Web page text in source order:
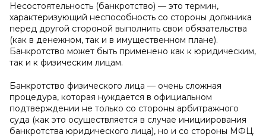
Несостоятельность (банкротство) — это термин,
характеризующий неспособность со стороны должника
перед другой стороной выполнить свои обязательства
(как в денежном, так и в имущественном плане).
Банкротство может быть применено как к юридическим,
так и к физическим лицам.
Банкротство физического лица — очень сложная
процедура, которая нуждается в официальном
подтверждении не только со стороны арбитражного
суда (как это осуществляется в случае инициирования
банкротства юридического лица), но и со стороны МФЦ.